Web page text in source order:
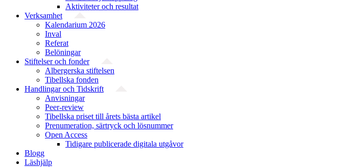
Aktiviteter och resultat
Verksamhet
Kalendarium 2026
Inval
Referat
Belöningar
Stiftelser och fonder
Albergerska stiftelsen
Tibellska fonden
Handlingar och Tidskrift
Anvisningar
Peer-review
Tibellska priset till årets bästa artikel
Prenumeration, särtryck och lösnummer
Open Access
Tidigare publicerade digitala utgåvor
Blogg
Läshjälp